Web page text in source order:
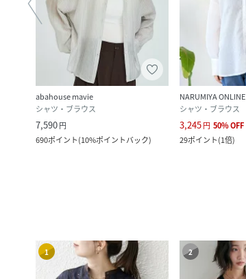
abahouse mavie
シャツ・ブラウス
7,590円
690ポイント(10%ポイントバック)
NARUMIYA ONLINE
シャツ・ブラウス
3,245円 50%OFF
29ポイント(1倍)
1 2